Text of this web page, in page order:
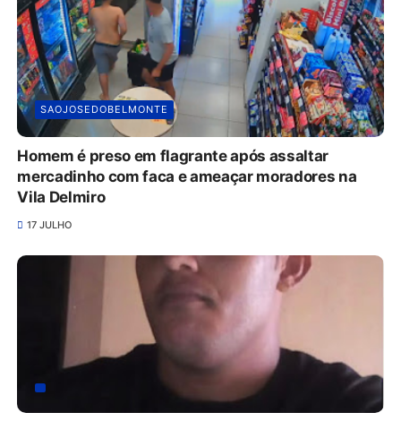
SAOJOSEDOBELMONTE
Homem é preso em flagrante após assaltar
mercadinho com faca e ameaçar moradores na
Vila Delmiro
17 JULHO